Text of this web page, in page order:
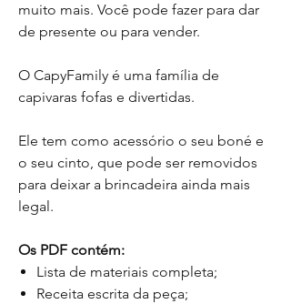
muito mais. Você pode fazer para dar
de presente ou para vender.
O CapyFamily é uma família de
capivaras fofas e divertidas.
Ele tem como acessório o seu boné e
o seu cinto, que pode ser removidos
para deixar a brincadeira ainda mais
legal.
Os PDF contém:
Lista de materiais completa;
Receita escrita da peça;